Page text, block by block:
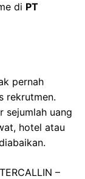
di PT
pernah
rekrutmen.
sejumlah uang
hotel atau
–